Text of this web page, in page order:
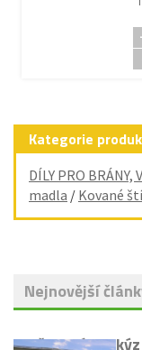
Kategorie
DÍLY PRO BRÁNY,
madla / Kované
Nejnovější
Vyřazení